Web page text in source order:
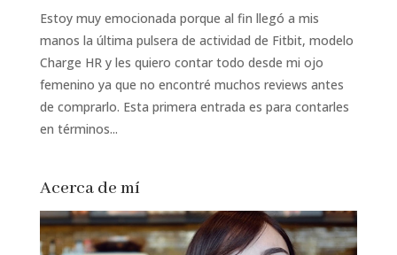
Estoy muy emocionada porque al fin llegó a mis
manos la última pulsera de actividad de Fitbit, modelo
Charge HR y les quiero contar todo desde mi ojo
femenino ya que no encontré muchos reviews antes
de comprarlo. Esta primera entrada es para contarles
en términos...
Acerca de mí